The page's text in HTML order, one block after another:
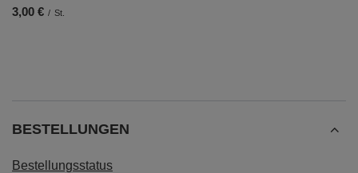
3,00 € / St.
BESTELLUNGEN
Bestellungsstatus